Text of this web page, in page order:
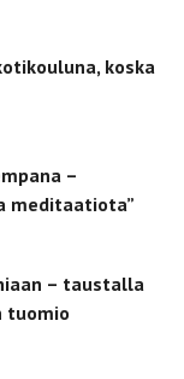
koska
–
meditaatiota”
– taustalla
tuomio